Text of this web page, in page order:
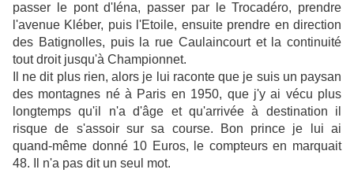
passer le pont d'Iéna, passer par le Trocadéro, prendre
l'avenue Kléber, puis l'Etoile, ensuite prendre en direction
des Batignolles, puis la rue Caulaincourt et la continuité
tout droit jusqu'à Championnet.
Il ne dit plus rien, alors je lui raconte que je suis un paysan
des montagnes né à Paris en 1950, que j'y ai vécu plus
longtemps qu'il n'a d'âge et qu'arrivée à destination il
risque de s'assoir sur sa course. Bon prince je lui ai
quand-même donné 10 Euros, le compteurs en marquait
48. Il n'a pas dit un seul mot.